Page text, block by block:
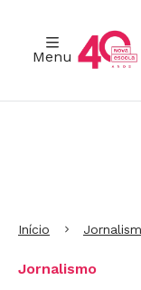
Menu
Início
Jornalismo